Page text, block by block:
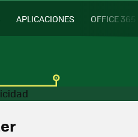
APLICACIONES OFFICE 365